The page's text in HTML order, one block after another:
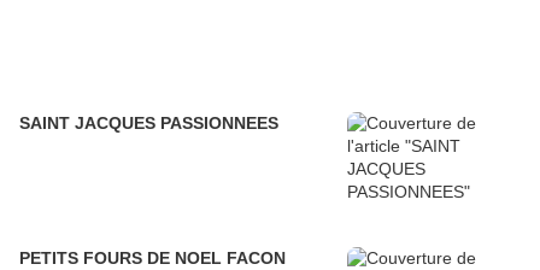
SAINT JACQUES PASSIONNEES
PETITS FOURS DE NOEL FACON